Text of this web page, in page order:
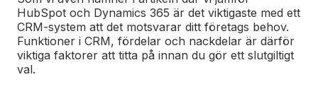
HubSpot och Dynamics 365 är det viktigaste med ett
CRM-system att det motsvarar ditt företags behov.
Funktioner i CRM, fördelar och nackdelar är därför
viktiga faktorer att titta på innan du gör ett slutgiltigt
val.